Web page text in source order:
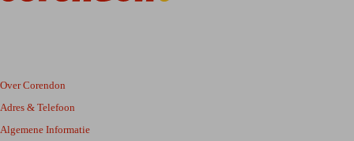
Over Corendon
Adres & Telefoon
Algemene Informatie